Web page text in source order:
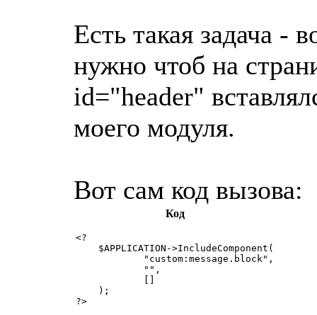
Есть такая задача -
нужно чтоб на
id="header"
моего модуля.
Вот сам код вызова:
Код
<?
$APPLICATION->IncludeComponent(
"custom:message.block",
"",
);
?>